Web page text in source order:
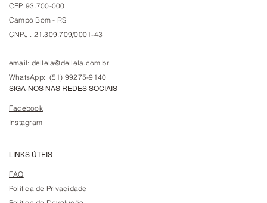
CEP. 93.700-000
Campo Bom - RS
CNPJ . 21.309.709/0001-43
email: dellela@dellela.com.br
WhatsApp: (51) 99275-9140
SIGA-NOS NAS REDES SOCIAIS
Facebook
Instagram
LINKS ÚTEIS
FAQ
Politica de Privacidade